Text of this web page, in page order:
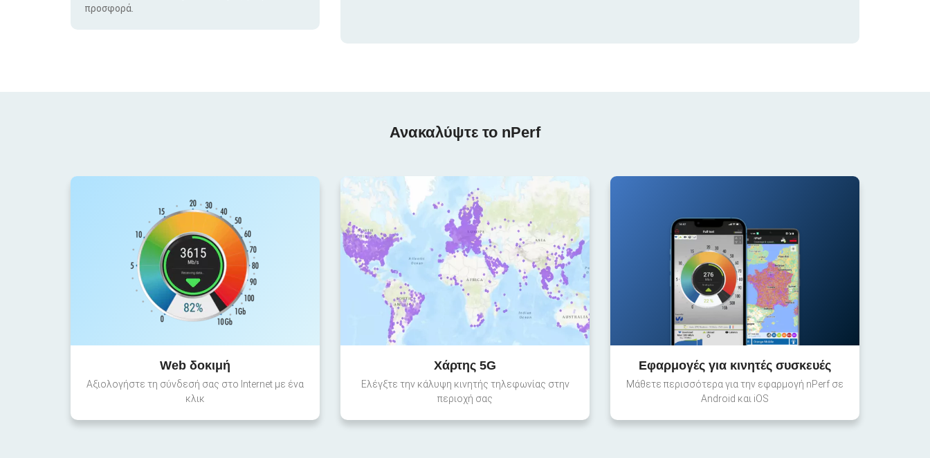
προσφορά.
Ανακαλύψτε το nPerf
Web δοκιμή
Αξιολογήστε τη σύνδεσή σας στο Internet με ένα
κλικ
Χάρτης 5G
Ελέγξτε την κάλυψη κινητής τηλεφωνίας στην
περιοχή σας
Εφαρμογές για κινητές συσκευές
Μάθετε περισσότερα για την εφαρμογή nPerf σε
Android και iOS